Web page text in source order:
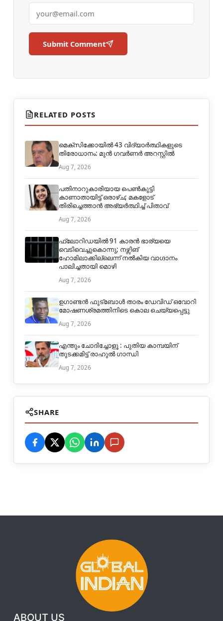
Submit Comment
RELATED POSTS
മെക്‌സിക്കോയിൽ 43 വിദ്യാർത്ഥികളുടെ
തിരോധാനം: മുൻ ഗവർണർ അറസ്റ്റിൽ
Aug 7, 2026
പതിനാറുകാരിയായ പെൺകുട്ടി
കാണാതായിട്ട് ഒരാഴ്ച; മകളോട്
തിരിച്ചെത്താൻ അഭ്യർത്ഥിച്ച് പിതാവ്
Aug 7, 2026
ഫ്ലോറിഡയിൽ 91 കാരൻ ഭാര്യയെ
വെടിവെച്ചുകൊന്നു; നഴ്സിങ്
ഹോമിലാക്കില്ലെന്ന് നൽകിയ വാഗ്ദാനം
പാലിച്ചതായി മൊഴി
Aug 7, 2026
ഉഗാണ്ടൻ ഫുട്ബോൾ താരം ഡേവിഡ് ഒവോറി
മോഷണശ്രമത്തിനിടെ കൊല ചെയ്യപ്പെട്ടു
Aug 7, 2026
എന്തും ചോദിച്ചോളൂ : പുതിയ കാമ്പയിന്
തുടക്കമിട്ട് രാഹുല്‍ ഗാന്ധി
Aug 7, 2026
SHARE
ABOUT US